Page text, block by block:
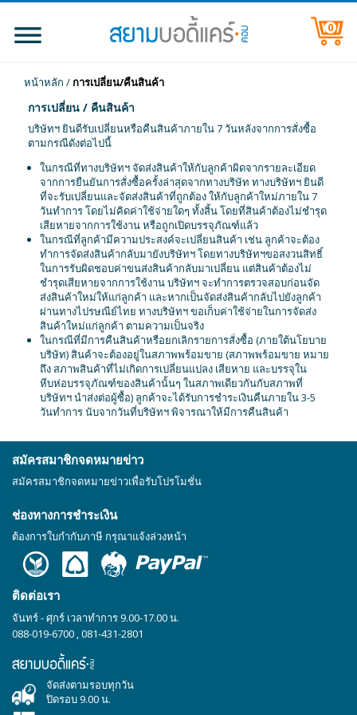
0
หน้าหลัก /การเปลี่ยน/คืนสินค้า
การเปลี่ยน / คืนสินค้า
บริษัทฯ ยินดีรับเปลี่ยนหรือคืนสินค้าภายใน 7 วันหลังจากการสั่งซื้อ
ตามกรณีดังต่อไปนี้
ในกรณีที่ทางบริษัทฯ จัดส่งสินค้าให้กับลูกค้าผิดจากรายละเอียด
จากการยืนยันการสั่งซื้อครั้งล่าสุดจากทางบริษัท ทางบริษัทฯ ยินดี
ที่จะรับเปลี่ยนและจัดส่งสินค้าที่ถูกต้อง ให้กับลูกค้าใหม่ภายใน 7
วันทำการ โดยไม่คิดค่าใช้จ่ายใดๆ ทั้งสิ้น โดยที่สินค้าต้องไม่ชำรุด
เสียหายจากการใช้งาน หรือถูกเปิดบรรจุภัณฑ์แล้ว
ในกรณีที่ลูกค้ามีความประสงค์จะเปลี่ยนสินค้า เช่น ลูกค้าจะต้อง
ทำการจัดส่งสินค้ากลับมายังบริษัทฯ โดยทางบริษัทฯขอสงวนสิทธิ์
ในการรับผิดชอบค่าขนส่งสินค้ากลับมาเปลี่ยน แต่สินค้าต้องไม่
ชำรุดเสียหายจากการใช้งาน บริษัทฯ จะทำการตรวจสอบก่อนจัด
ส่งสินค้าใหม่ให้แก่ลูกค้า และหากเป็นจัดส่งสินค้ากลับไปยังลูกค้า
ผ่านทางไปรษณีย์ไทย ทางบริษัทฯ ขอเก็บค่าใช้จ่ายในการจัดส่ง
สินค้าใหม่แก่ลูกค้า ตามความเป็นจริง
ในกรณีที่มีการคืนสินค้าหรือยกเลิกรายการสั่งซื้อ (ภายใต้นโยบาย
บริษัท) สินค้าจะต้องอยู่ในสภาพพร้อมขาย (สภาพพร้อมขาย หมาย
ถึง สภาพสินค้าที่ไม่เกิดการเปลี่ยนแปลง เสียหาย และบรรจุใน
หีบห่อบรรจุภัณฑ์ของสินค้านั้นๆ ในสภาพเดียวกันกับสภาพที่
บริษัทฯ นำส่งต่อผู้ซื้อ) ลูกค้าจะได้รับการชำระเงินคืนภายใน 3-5
วันทำการ นับจากวันที่บริษัทฯ พิจารณาให้มีการคืนสินค้า
สมัครสมาชิกจดหมายข่าว
สมัครสมาชิกจดหมายข่าวเพื่อรับโปรโมชั่น
ช่องทางการชำระเงิน
ต้องการใบกำกับภาษี กรุณาแจ้งล่วงหน้า
ติดต่อเรา
จันทร์ - ศุกร์ เวลาทำการ 9.00-17.00 น.
088-019-6700 ,081-431-2801
จัดส่งตามรอบทุกวัน
ปิดรอบ 9.00 น.